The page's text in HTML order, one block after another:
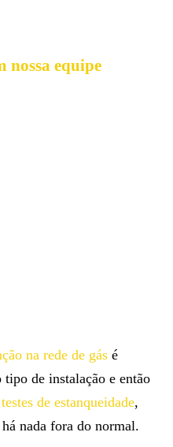
nossa equipe
na rede de gás é
de instalação e então
testes de estanqueidade,
nada fora do normal.